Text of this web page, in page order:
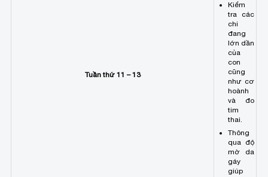
Tuần thứ 11 – 13
Kiểm
tra các
chi
đang
lớn dần
của
con
cũng
như cơ
hoành
và đo
tim
thai.
Thông
qua độ
mờ da
gáy
giúp